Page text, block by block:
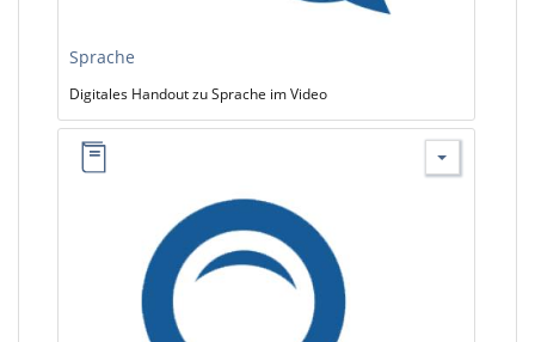
Sprache
Digitales Handout zu Sprache im Video